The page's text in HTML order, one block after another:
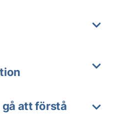
att förstå